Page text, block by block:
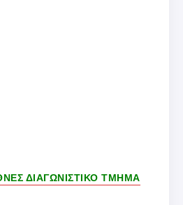
ΔΙΑΓΩΝΙΣΤΙΚΟ ΤΜΗΜΑ